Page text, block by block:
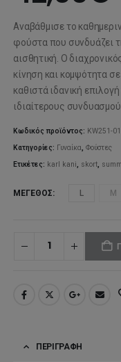
Αναβάθμισε το
φούστα που συνδυάζει
αισθητική. Ο
κίνηση και κομψότητα
καθιστά ιδανική
ιδιαίτερους
Κωδικός προϊόντος: KW251-
Κατηγορίες: Γυναίκα,Φούστες
Ετικέτες: karl kani, skort,
ΜΈΓΕΘΟΣ L M
ΠΕΡΙΓΡΑΦΉ